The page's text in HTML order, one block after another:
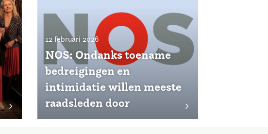
12 februari 2026
NOS: Ondanks toename
bedreigingen en
intimidatie willen meeste
raadsleden door